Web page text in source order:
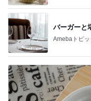
バーガーと
Amebaトピッ